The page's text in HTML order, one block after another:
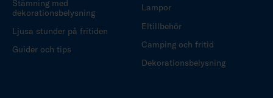
Stämning med
dekorationsbelysning
Ljusa stunder på fritiden
Guider och tips
Lampor
Eltillbehör
Camping och fritid
Dekorationsbelysning